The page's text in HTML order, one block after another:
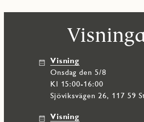
Visning
onsdag den 5/8
Kl 15:00-16:00
Sjöviksvägen 26, 117 59
Visning